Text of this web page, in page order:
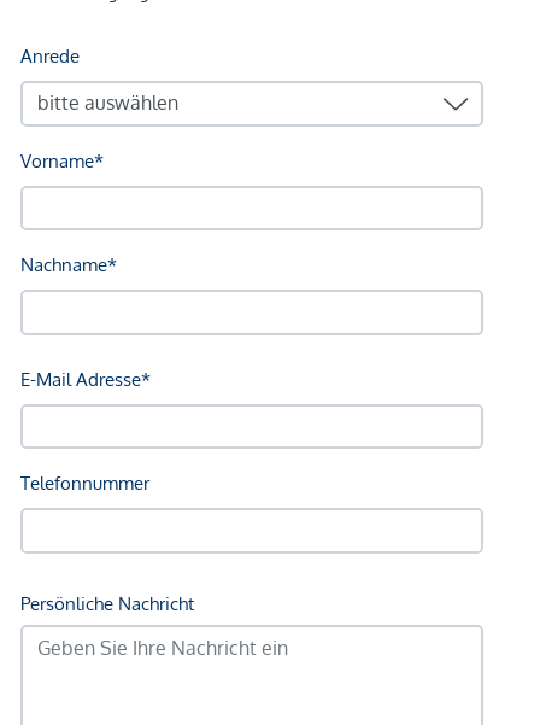
Bei den angeführten Preisen handelt es sich um
Anlegerpreise (Netto zzgl. 20% USt.). Eigennutzerpreise auf
Anfrage
NACHHALTIGKEIT FÜR NÄCHSTE
GENERATIONEN
Handwerkskunst par excellence. So wird sowohl bei
Planung, Bau als auch Betrieb des Gebäudes auf höchste
ökologische, ökonomische sowie soziokulturelle und
NEBENKOSTEN
Diese Objekte werden Ihnen unverbindlich und freibleibend
zum Kauf angeboten. Als Vermittlungshonorar gelten die
allgemeinen Geschäftsbedingungen und die Verordnung für
diesbezüglich zu einem entsprechenden Rechtsgeschäft
kommt, verrechnen wir Ihnen eine Vermittlungsprovision